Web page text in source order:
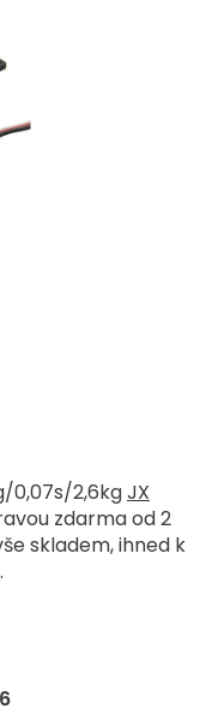
0,07s/2,6kgJX
zdarma od 2
skladem, ihned k
.